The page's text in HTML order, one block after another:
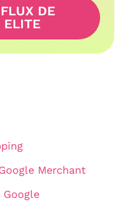
DE
ELITE
Merchant